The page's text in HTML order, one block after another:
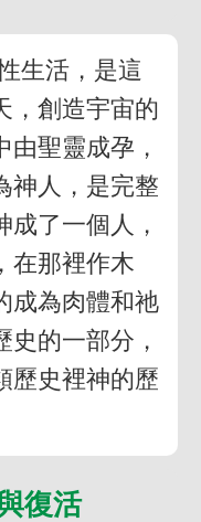
生活，是這
，創造宇宙的
聖靈成孕，
神人，是完整
了一個人，
在那裡作木
成為肉體和祂
的一部分，
歷史裡神的歷
復活